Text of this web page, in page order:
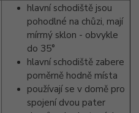
hlavní schodiště jsou
pohodlné na chůzi, mají
mírrný sklon - obvykle
do 35°
hlavní schodiště zabere
poměrně hodně místa
používají se v domě pro
spojení dvou pater